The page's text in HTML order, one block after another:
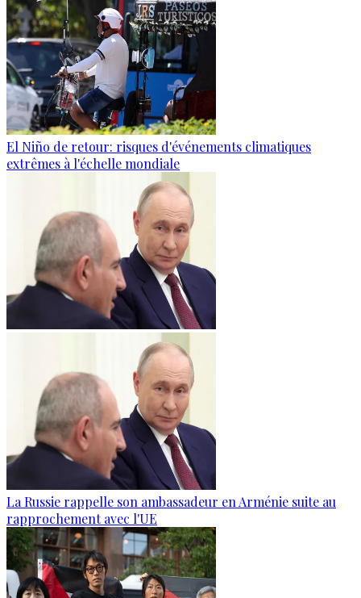
El Niño de retour: risques d'événements climatiques
extrêmes à l'échelle mondiale
La Russie rappelle son ambassadeur en Arménie suite au
rapprochement avec l'UE